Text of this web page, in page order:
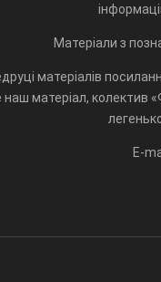
Матеріали з
матеріалів
матеріал, колектив
E-